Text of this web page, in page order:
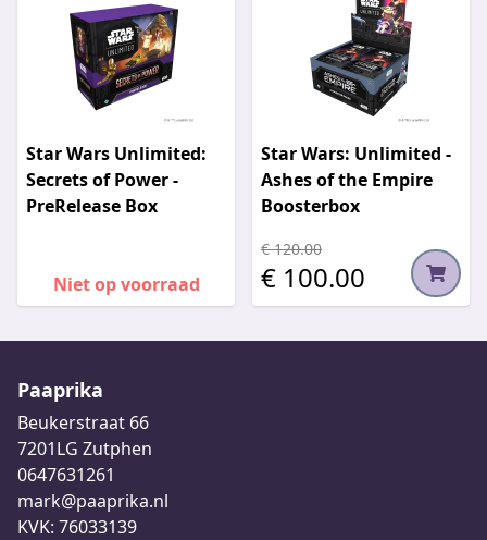
Star Wars Unlimited:
Secrets of Power -
PreRelease Box
Niet op voorraad
Star Wars: Unlimited -
Ashes of the Empire
Boosterbox
€ 120.00
€ 100.00
Paaprika
Beukerstraat 66
7201LG Zutphen
0647631261
mark@paaprika.nl
KVK: 76033139